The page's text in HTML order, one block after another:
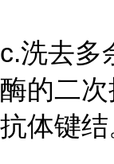
c.洗去多
酶的二
抗体键结